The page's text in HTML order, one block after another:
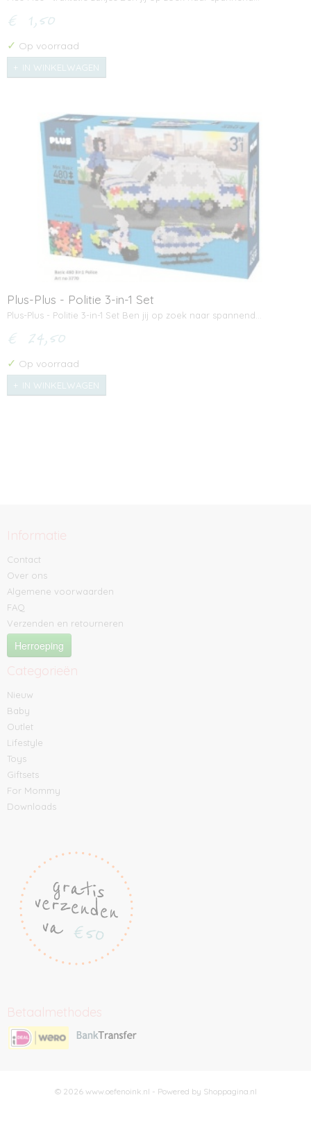
€ 1,50
✓ Op voorraad
IN WINKELWAGEN
Plus-Plus - Politie 3-in-1 Set
Plus-Plus - Politie 3-in-1 Set Ben jij op zoek naar spannend…
€ 24,50
✓ Op voorraad
IN WINKELWAGEN
Informatie
Contact
Over ons
Algemene voorwaarden
FAQ
Verzenden en retourneren
Herroeping
Categorieën
Nieuw
Baby
Outlet
Lifestyle
Toys
Giftsets
For Mommy
Downloads
Betaalmethodes
© 2026 www.oefenoink.nl - Powered by Shoppagina.nl